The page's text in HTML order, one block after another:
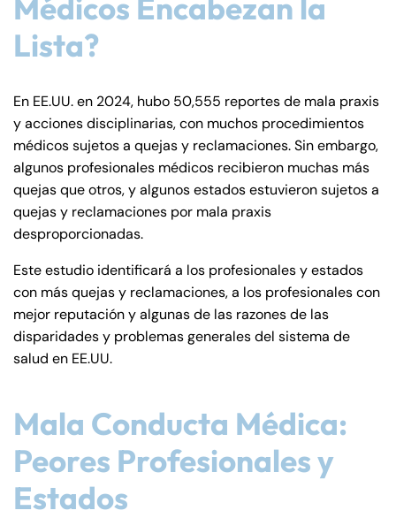
de
on
cti
cu
t
Médicos Encabezan la
Lista?
En EE.UU. en 2024, hubo 50,555 reportes de mala praxis
y acciones disciplinarias, con muchos procedimientos
médicos sujetos a quejas y reclamaciones. Sin embargo,
algunos profesionales médicos recibieron muchas más
quejas que otros, y algunos estados estuvieron sujetos a
quejas y reclamaciones por mala praxis
desproporcionadas.
Este estudio identificará a los profesionales y estados
con más quejas y reclamaciones, a los profesionales con
mejor reputación y algunas de las razones de las
disparidades y problemas generales del sistema de
salud en EE.UU.
Mala Conducta Médica:
Peores Profesionales y
Estados